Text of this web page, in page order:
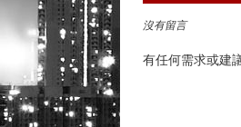
沒有留言
有任何需求或建